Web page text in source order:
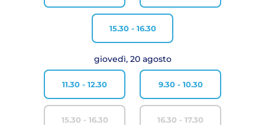
15.30 - 16.30
giovedì, 20 agosto
11.30 - 12.30 9.30 - 10.30
15.30 - 16.30 16.30 - 17.30